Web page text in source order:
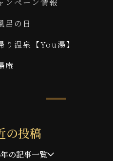
ンペーン情報
呂の日
り温泉【You湯】
庵
の投稿
の記事一覧